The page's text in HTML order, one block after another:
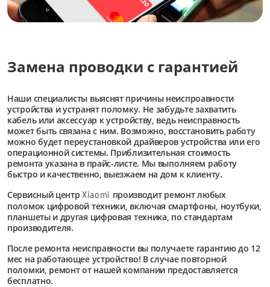
Замена проводки с гарантией
Наши специалисты выяснят причины неиспроавности
устройства и устранят поломку. Не забудьте захватить
кабель или аксессуар к устройству, ведь неисправность
может быть связана с ним. Возможно, восстановить работу
можно будет переустановкой драйверов устройства или его
операционной системы. Приблизительная стоимость
ремонта указана в прайс-листе. Мы выполняем работу
быстро и качественно, выезжаем на дом к клиенту.
Сервисный центрXiaomi производит ремонт любых
поломок цифровой техники, включая смартфоны, ноутбуки,
планшеты и другая цифровая техника, по стандартам
производителя.
После ремонта неисправности вы получаете гарантию до 12
мес на работающее устройство! В случае повторной
поломки, ремонт от нашей компании предоставляется
бесплатно.